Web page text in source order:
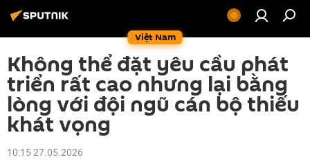
Việt Nam
Không thể đặt yêu cầu phát
triển rất cao nhưng lại bằng
lòng với đội ngũ cán bộ thiếu
khát vọng
10:15 27.05.2026